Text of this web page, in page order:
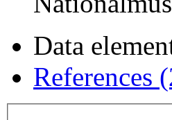
Data
References